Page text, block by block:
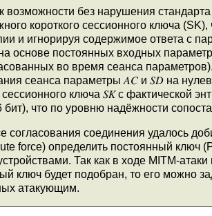
возможности без нарушения
короткого сессионного ключа
и игнорируя содержимое ответа с
основе постоянных входных
во время сеанса
сеанса параметры 𝐴𝐶 и 𝑆𝐷 на
ключа 𝑆𝐾 с фактической
бит), что по уровню надёжности
соединения удалось
force) определить постоянный ключ
Так как в ходе MITM-
ключ будет подобран, то его можно
атакующим.